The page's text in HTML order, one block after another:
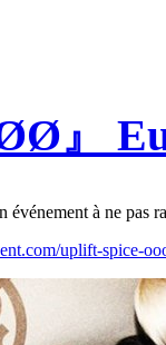
』
événement à ne pas
uplift-spice-